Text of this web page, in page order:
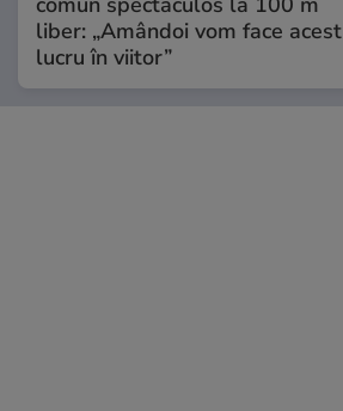
liber: „Amândoi vom face acest
lucru în viitor”